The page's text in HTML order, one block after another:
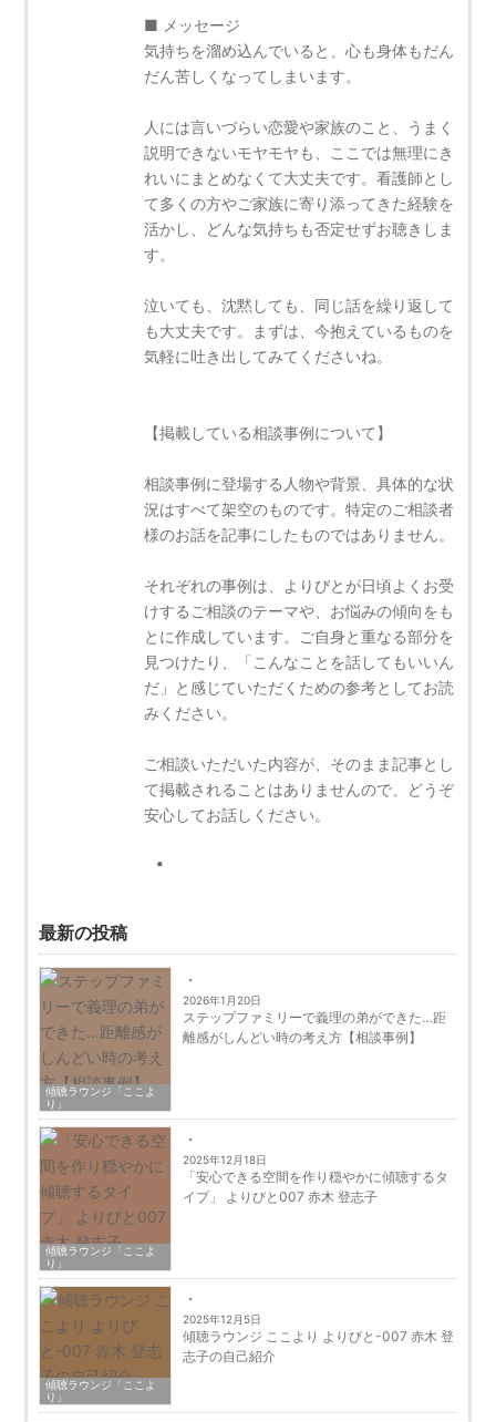
■ メッセージ
気持ちを溜め込んでいると、心も身体もだん
だん苦しくなってしまいます。
人には言いづらい恋愛や家族のこと、うまく
説明できないモヤモヤも、ここでは無理にき
れいにまとめなくて大丈夫です。看護師とし
て多くの方やご家族に寄り添ってきた経験を
活かし、どんな気持ちも否定せずお聴きしま
す。
泣いても、沈黙しても、同じ話を繰り返して
も大丈夫です。まずは、今抱えているものを
気軽に吐き出してみてくださいね。
【掲載している相談事例について】
相談事例に登場する人物や背景、具体的な状
況はすべて架空のものです。特定のご相談者
様のお話を記事にしたものではありません。
それぞれの事例は、よりびとが日頃よくお受
けするご相談のテーマや、お悩みの傾向をも
とに作成しています。ご自身と重なる部分を
見つけたり、「こんなことを話してもいいん
だ」と感じていただくための参考としてお読
みください。
ご相談いただいた内容が、そのまま記事とし
て掲載されることはありませんので、どうぞ
安心してお話しください。
最新の投稿
傾聴ラウンジ「ここよ
り」
2026年1月20日
ステップファミリーで義理の弟ができた…距
離感がしんどい時の考え方【相談事例】
傾聴ラウンジ「ここよ
り」
2025年12月18日
「安心できる空間を作り穏やかに傾聴するタ
イプ」 よりびと007 赤木 登志子
傾聴ラウンジ「ここよ
り」
2025年12月5日
傾聴ラウンジ ここより よりびと-007 赤木 登
志子の自己紹介